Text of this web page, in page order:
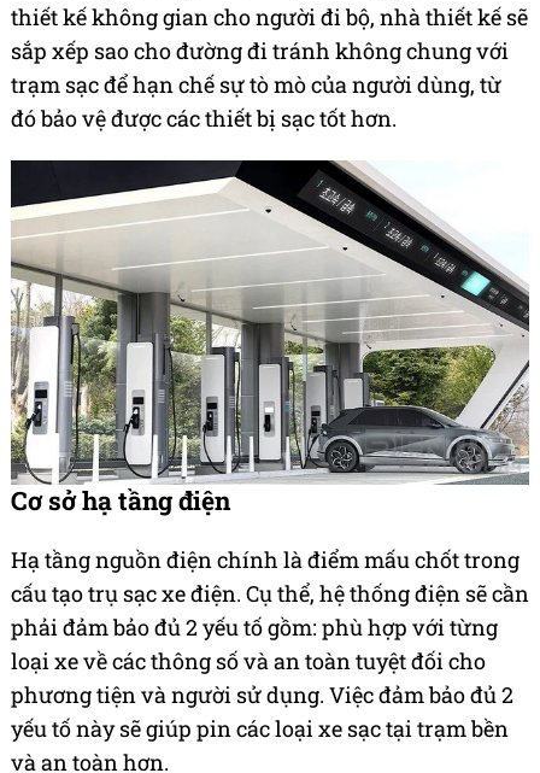
thiết kế không gian cho người đi bộ, nhà thiết kế sẽ
sắp xếp sao cho đường đi tránh không chung với
trạm sạc để hạn chế sự tò mò của người dùng, từ
đó bảo vệ được các thiết bị sạc tốt hơn.
Cơ sở hạ tầng điện
Hạ tầng nguồn điện chính là điểm mấu chốt trong
cấu tạo trụ sạc xe điện. Cụ thể, hệ thống điện sẽ cần
phải đảm bảo đủ 2 yếu tố gồm: phù hợp với từng
loại xe về các thông số và an toàn tuyệt đối cho
phương tiện và người sử dụng. Việc đảm bảo đủ 2
yếu tố này sẽ giúp pin các loại xe sạc tại trạm bền
và an toàn hơn.